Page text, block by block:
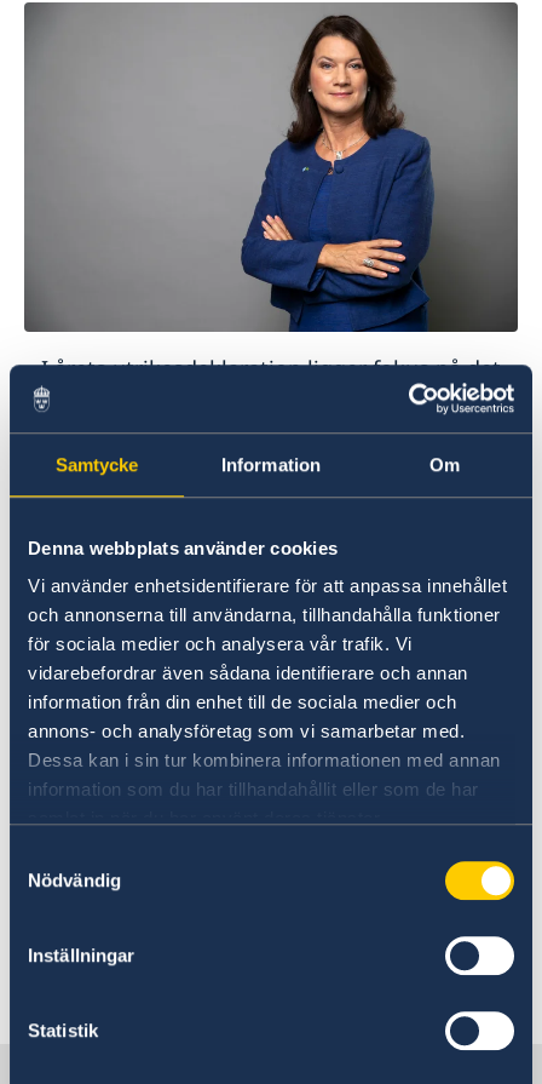
Samtycke Information Om
Denna webbplats använder cookies
Vi använder enhetsidentifierare för att anpassa innehållet
och annonserna till användarna, tillhandahålla funktioner
för sociala medier och analysera vår trafik. Vi
vidarebefordrar även sådana identifierare och annan
information från din enhet till de sociala medier och
annons- och analysföretag som vi samarbetar med.
Dessa kan i sin tur kombinera informationen med annan
information som du har tillhandahållit eller som de har
Nödvändig
Inställningar
Statistik
– I årets utrikesdeklaration ligger fokus på det
svenska OSSE-ordförandeskapet och att
leverera på och utveckla de initiativ som redan
lanserats. Vi fördjupar demokratisatsningen
samtidigt som arbetet med den feministiska
organiserade brottsligheten fortsätter, säger
utrikesminister Ann Linde.
Årets utrikesdeklaration blir Ann Lindes andra
som utrikesminister. Bland annat lyfts
möjligheterna och fokuset för Sveriges OSSE-
ordförandeskap särskilt fram. I deklarationen
står även att regeringens demokratisatsning
fördjupas genom ett fackligt fokus och att
regeringen kommer kalla till samtal med
sociala medier-jättarna om demokrati på nätet.